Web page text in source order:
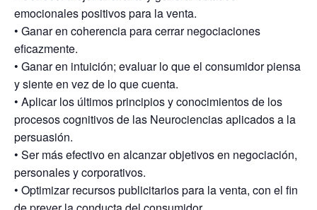
emocionales positivos para la venta.
• Ganar en coherencia para cerrar negociaciones
eficazmente.
• Ganar en intuición; evaluar lo que el consumidor piensa
y siente en vez de lo que cuenta.
• Aplicar los últimos principios y conocimientos de los
procesos cognitivos de las Neurociencias aplicados a la
persuasión.
• Ser más efectivo en alcanzar objetivos en negociación,
personales y corporativos.
• Optimizar recursos publicitarios para la venta, con el fin